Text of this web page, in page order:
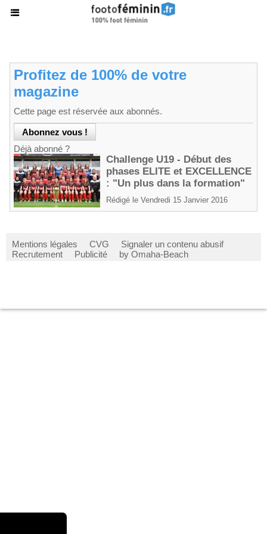
Profitez de 100% de votre
magazine
Cette page est réservée aux abonnés.
Déjà abonné ?
Challenge U19 - Début des
phases ELITE et EXCELLENCE
: "Un plus dans la formation"
Rédigé le Vendredi 15 Janvier 2016
Mentions légales CVG
Signaler un contenu abusif
Recrutement
Publicité by Omaha-Beach